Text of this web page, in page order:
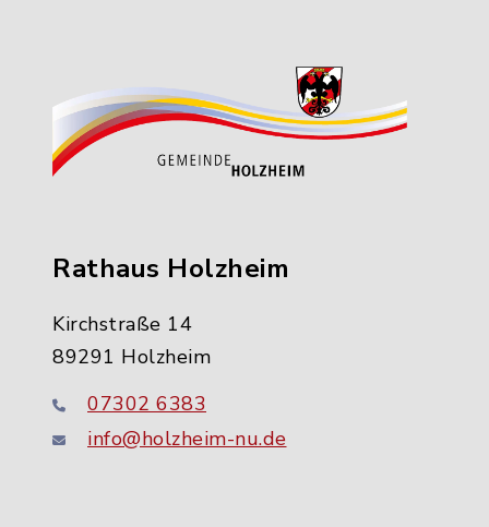
Rathaus Holzheim
Kirchstraße 14
89291 Holzheim
07302 6383
info@holzheim-nu.de